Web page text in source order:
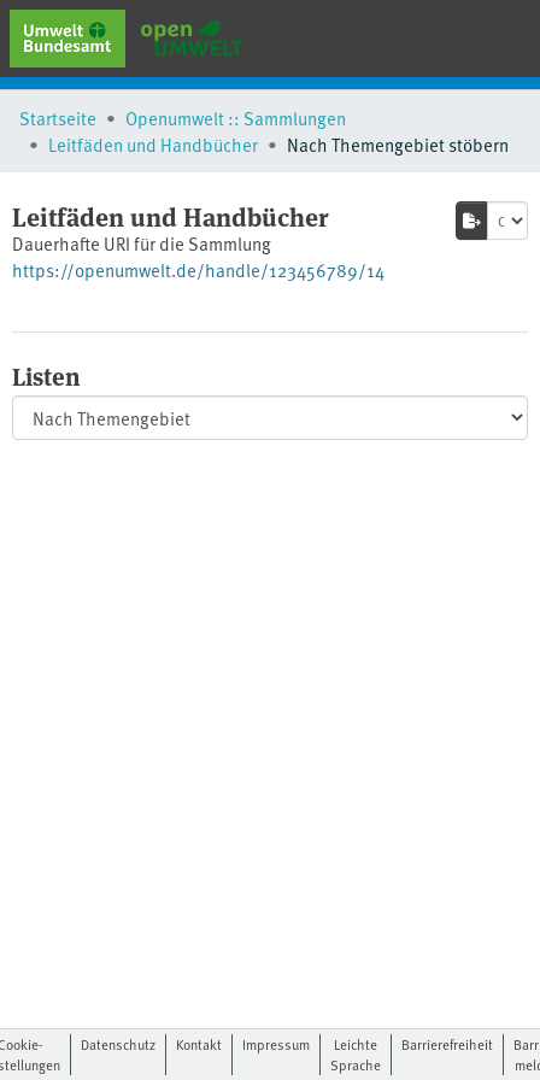
erweiterte Suche
Browse
Schlagwörter
Startseite
Openumwelt :: Sammlungen
Leitfäden und Handbücher
Nach Themengebiet stöbern
Leitfäden und Handbücher
Dauerhafte URI für die Sammlung
https://openumwelt.de/handle/123456789/14
Listen
Datenschutz Kontakt Impressum
Leichte
Sprache
Barrierefreiheit